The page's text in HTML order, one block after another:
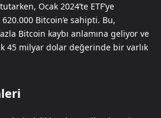
Ocak 2024’te ETF’ye
Bitcoin’e sahipti. Bu,
Bitcoin kaybı anlamına geliyor ve
45 milyar dolar değerinde bir varlık